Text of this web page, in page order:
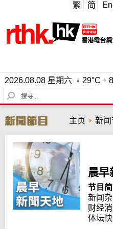
繁 简
2026.08.08 星期六 29°C
S
e
r
c
h
主页 新闻
晨早
节目
新闻
财经
体坛